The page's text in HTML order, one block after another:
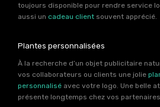
toujours disponible pour rendre service
aussi un cadeau client souvent apprécié.
Plantes personnalisées
À la recherche d’un objet publicitaire
vos collaborateurs ou clients une jolie
personnalisé avec votre logo. Une belle
présente longtemps chez vos